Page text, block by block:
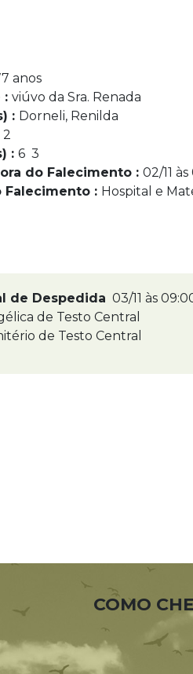
anos
: viúvo da Sra. Renada
: Dorneli, Renilda
2
: 6 3
do Falecimento : 02/11
Falecimento : Hospital e
de Despedida 03/11 às
de Testo Central
de Testo Central
COMO